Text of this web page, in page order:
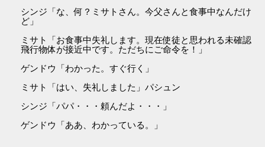
シンジ「な、何？ミサトさん。今父さんと食事中なんだけ
ど」
ミサト「お食事中失礼します。現在使徒と思われる未確認
飛行物体が接近中です。ただちにご命令を！」
ゲンドウ「わかった。すぐ行く」
ミサト「はい、失礼しました」パシュン
シンジ「パパ・・・頼んだよ・・・」
ゲンドウ「ああ、わかっている。」